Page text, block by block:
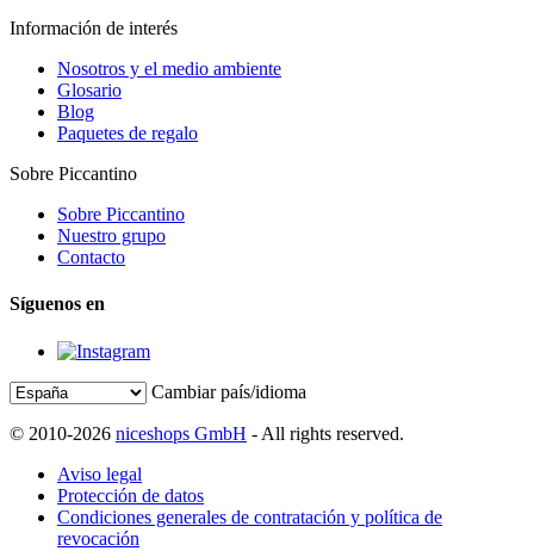
Información de interés
Nosotros y el medio ambiente
Glosario
Blog
Paquetes de regalo
Sobre Piccantino
Sobre Piccantino
Nuestro grupo
Contacto
Síguenos en
Cambiar país/idioma
© 2010-2026 niceshops GmbH - All rights reserved.
Aviso legal
Protección de datos
Condiciones generales de contratación y política de
revocación